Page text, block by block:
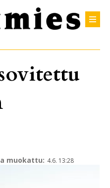
muokattu: 4.6. 13:28